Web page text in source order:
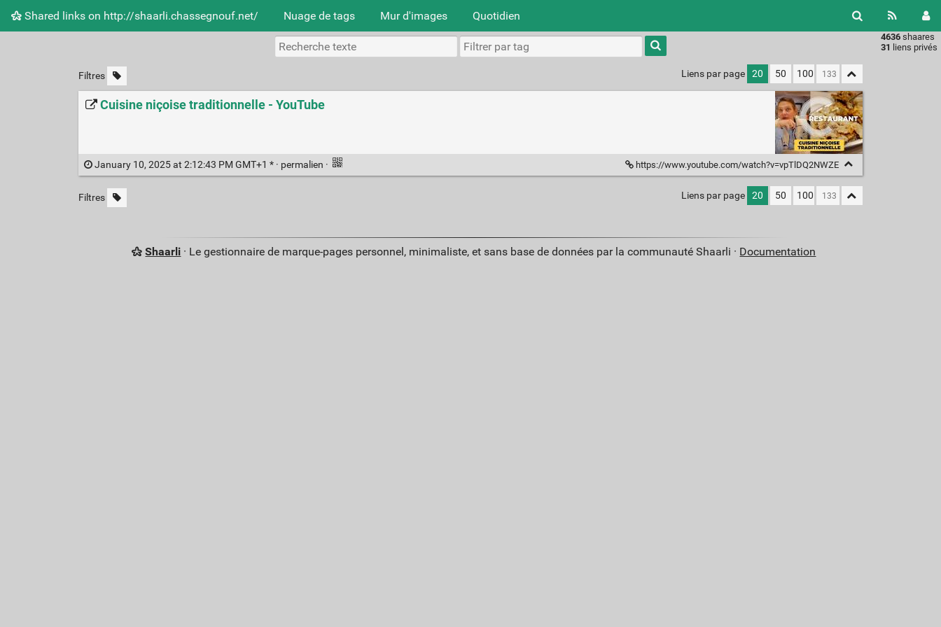
Shared links on http://shaarli.chassegnouf.net/ Nuage de tags Mur d'images Quotidien
4636 shaares
31 liens privés
Type 1 or
more
characters
results.
Filtres Liens par page 20 50 100
Cuisine niçoise traditionnelle - YouTube
January 10, 2025 at 2:12:43 PM GMT+1 * · permalien · https://www.youtube.com/watch?v=vpTlDQ2NWZE
Filtres Liens par page 20 50 100
Shaarli · Le gestionnaire de marque-pages personnel, minimaliste, et sans base de données par la communauté Shaarli · Documentation